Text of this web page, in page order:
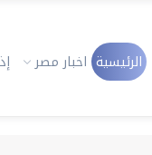
الرئيسية اخبار مصر